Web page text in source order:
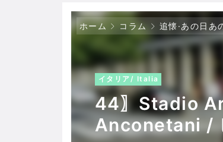
ホーム コラム 追懐·あの日あ
イタリア/ Italia
44〗Stadio
Anconetani /